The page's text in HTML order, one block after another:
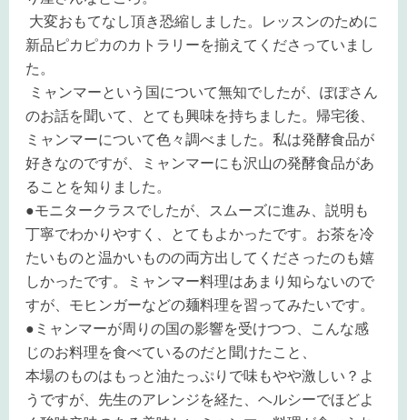
大変おもてなし頂き恐縮しました。レッスンのために
新品ピカピカのカトラリーを揃えてくださっていまし
た。
ミャンマーという国について無知でしたが、ぽぽさん
のお話を聞いて、とても興味を持ちました。帰宅後、
ミャンマーについて色々調べました。私は発酵食品が
好きなのですが、ミャンマーにも沢山の発酵食品があ
ることを知りました。
●モニタークラスでしたが、スムーズに進み、説明も
丁寧でわかりやすく、とてもよかったです。お茶を冷
たいものと温かいものの両方出してくださったのも嬉
しかったです。ミャンマー料理はあまり知らないので
すが、モヒンガーなどの麺料理を習ってみたいです。
● ミャンマーが周りの国の影響を受けつつ、こんな感
じのお料理を食べているのだと聞けたこと、
本場のものはもっと油たっぷりで味もやや激しい？よ
うですが、先生のアレンジを経た、ヘルシーでほどよ